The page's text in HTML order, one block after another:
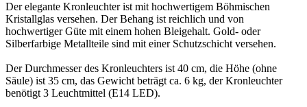
Der elegante Kronleuchter ist mit hochwertigem Böhmischen
Kristallglas versehen. Der Behang ist reichlich und von
hochwertiger Güte mit einem hohen Bleigehalt. Gold- oder
Silberfarbige Metallteile sind mit einer Schutzschicht versehen.
Der Durchmesser des Kronleuchters ist 40 cm, die Höhe (ohne
Säule) ist 35 cm, das Gewicht beträgt ca. 6 kg, der Kronleuchter
benötigt 3 Leuchtmittel (E14 LED).